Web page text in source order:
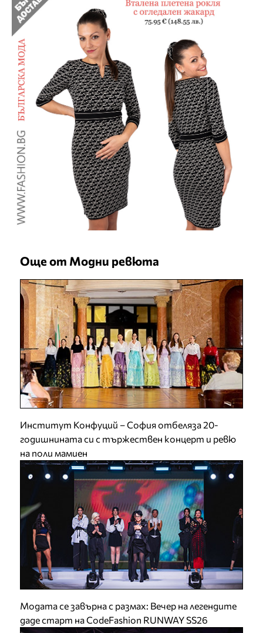
Още от Модни ревюта
Институт Конфуций – София отбеляза 20-
годишнината си с тържествен концерт и ревю
на поли мамиен
Модата се завърна с размах: Вечер на легендите
даде старт на CodeFashion RUNWAY SS26